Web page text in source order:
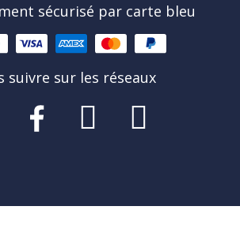
sécurisé par carte bleu
suivre sur les réseaux